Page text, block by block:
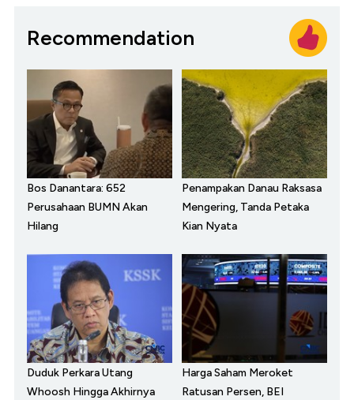
Recommendation
Bos Danantara: 652
Perusahaan BUMN Akan
Hilang
Penampakan Danau Raksasa
Mengering, Tanda Petaka
Kian Nyata
Duduk Perkara Utang
Whoosh Hingga Akhirnya
Harga Saham Meroket
Ratusan Persen, BEI